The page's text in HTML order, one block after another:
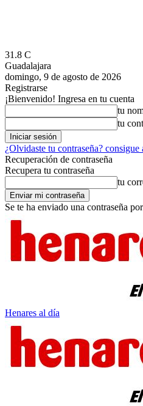
31.8 C
Guadalajara
domingo, 9 de agosto de 2026
Registrarse
¡Bienvenido! Ingresa en tu cuenta
tu
tu
¿Olvidaste tu contraseña? consigue
Recuperación de contraseña
Recupera tu contraseña
tu
Se te ha enviado una contraseña
Henares al día